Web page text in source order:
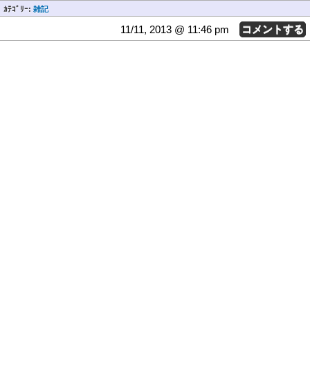
ｶﾃｺﾞﾘｰ: 雑記
11/11, 2013 @ 11:46 pm コメントする